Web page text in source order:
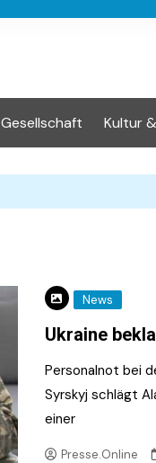
Gesellschaft Kultur
News
Ukraine
Personalnot bei
Syrskyj schlägt
einer
Presse.Online